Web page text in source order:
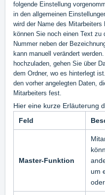
folgende Einstellung
in den allgemeinen
wird der Name des
können Sie noch einen Text
Nummer neben der
kann manuell verändert
hochzuladen, gehen Sie über
dem Ordner, wo es hinterlegt
den vorher angelegten Daten,
Mitarbeiters fest.
Hier eine kurze Erläuterung
Feld
Master-Funktion
um